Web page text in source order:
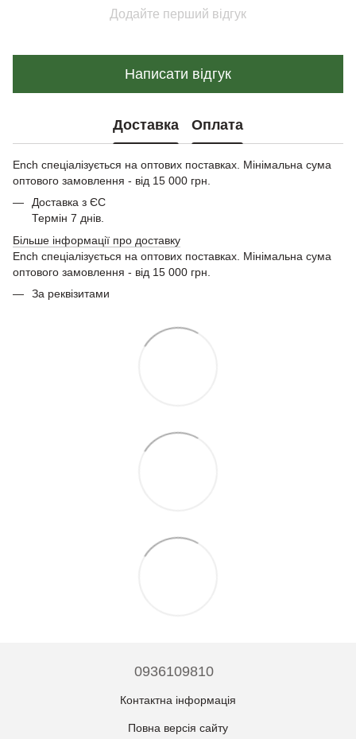
Додайте перший відгук
Написати відгук
Доставка Оплата
Ench спеціалізується на оптових поставках. Мінімальна сума
оптового замовлення - від 15 000 грн.
Доставка з ЄС
Термін 7 днів.
Більше інформації про доставку
Ench спеціалізується на оптових поставках. Мінімальна сума
оптового замовлення - від 15 000 грн.
За реквізитами
0936109810
Контактна інформація
Повна версія сайту